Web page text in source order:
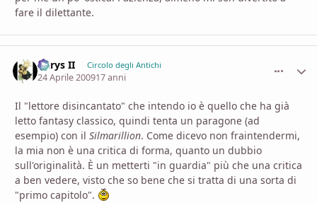
fare il dilettante.
Aerys II Circolo degli Antichi
24 Aprile 200917 anni
Il "lettore disincantato" che intendo io è quello che ha già
letto fantasy classico, quindi tenta un paragone (ad
esempio) con il Silmarillion. Come dicevo non fraintendermi,
la mia non è una critica di forma, quanto un dubbio
sull'originalità. È un metterti "in guardia" più che una critica
a ben vedere, visto che so bene che si tratta di una sorta di
"primo capitolo".